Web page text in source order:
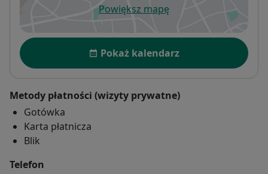
Powiększ mapęotwiera się w nowej karcie
Dostępność
Pokaż kalendarz
Metody płatności (wizyty prywatne)
Gotówka
Karta płatnicza
Blik
Telefon